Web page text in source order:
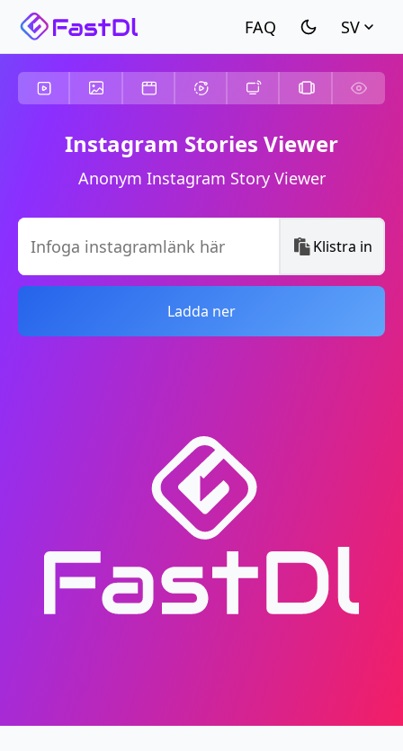
SV
Instagram Stories Viewer
Anonym Instagram Story Viewer
Klistra in
Ladda ner